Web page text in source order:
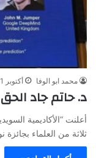
محمد ابو الوفا أكتوبر 11, 2024
د. حاتم جاد
ثلاثة من العلماء بجائزة نوبل للكيمياء